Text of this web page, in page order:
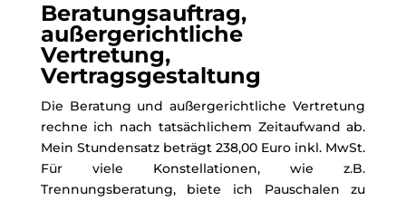
Beratungsauftrag,
außergerichtliche
Vertretung,
Vertragsgestaltung
Die Beratung und außergerichtliche Vertretung
rechne ich nach tatsächlichem Zeitaufwand ab.
Mein Stundensatz beträgt 238,00 Euro inkl. MwSt.
Für viele Konstellationen, wie z.B.
Trennungsberatung, biete ich Pauschalen zu